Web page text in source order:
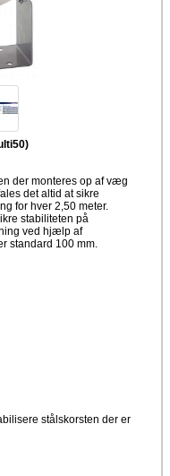
der monteres op af væg
det altid at sikre
for hver 2,50 meter.
stabiliteten på
ved hjælp af
standard 100 mm.
stålskorsten der er